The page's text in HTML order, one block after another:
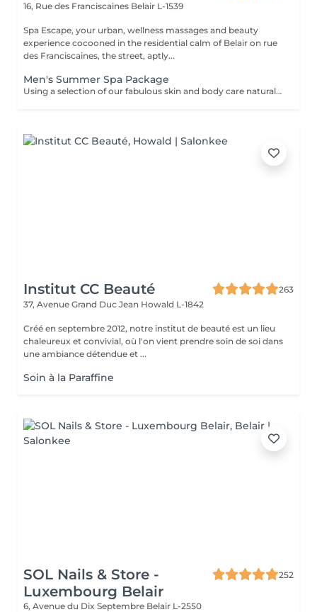
16, Rue des Franciscaines Belair L-1539
Spa Escape, your urban, wellness massages and beauty
experience cocooned in the residential calm of Belair on rue
des Franciscaines, the street, aptly...
Men's Summer Spa Package
Using a selection of our fabulous skin and body care natural and organic products, we provide you with a Kanzu foot bath and massage while you sip on a thyme and cucumber Sparkling Water concoction (optional). Then feel the tension and stress melt away from your face, neck, shoulders and scalp as you lay back and experience an upper body massage followed by an intoxicating, hot-towel face treatment ending with a calming hair and scalp massage.
Institut CC Beauté
263
37, Avenue Grand Duc Jean Howald L-1842
Créé en septembre 2012, notre institut de beauté est un lieu
chaleureux et convivial, où l'on vient prendre soin de soi dans
une ambiance détendue et ...
Soin à la Paraffine
SOL Nails & Store -
Luxembourg Belair
252
6, Avenue du Dix Septembre Belair L-2550